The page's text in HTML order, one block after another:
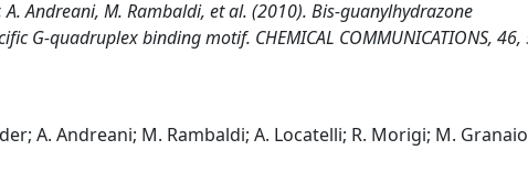
Andreani, M. Rambaldi, et al. (2010). Bis-guanylhydrazone
G-quadruplex binding motif. CHEMICAL COMMUNICATIONS, 46,
A. Andreani; M. Rambaldi; A. Locatelli; R. Morigi; M.